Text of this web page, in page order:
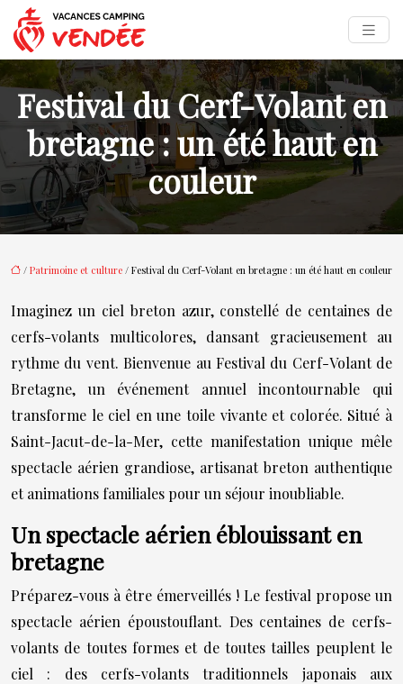
Festival du Cerf-Volant en
bretagne : un été haut en
couleur
/ Patrimoine et culture / Festival du Cerf-Volant en bretagne : un été haut en couleur
Imaginez un ciel breton azur, constellé de centaines de
cerfs-volants multicolores, dansant gracieusement au
rythme du vent. Bienvenue au Festival du Cerf-Volant de
Bretagne, un événement annuel incontournable qui
transforme le ciel en une toile vivante et colorée. Situé à
Saint-Jacut-de-la-Mer, cette manifestation unique mêle
spectacle aérien grandiose, artisanat breton authentique
et animations familiales pour un séjour inoubliable.
Un spectacle aérien éblouissant en
bretagne
Préparez-vous à être émerveillés ! Le festival propose un
spectacle aérien époustouflant. Des centaines de cerfs-
volants de toutes formes et de toutes tailles peuplent le
ciel : des cerfs-volants traditionnels japonais aux